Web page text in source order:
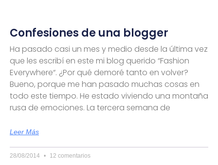
Confesiones de una blogger
Ha pasado casi un mes y medio desde la última vez
que les escribí en este mi blog querido “Fashion
Everywhere“. ¿Por qué demoré tanto en volver?
Bueno, porque me han pasado muchas cosas en
todo este tiempo. He estado viviendo una montaña
rusa de emociones. La tercera semana de
Leer Más
28/08/2014 12 comentarios